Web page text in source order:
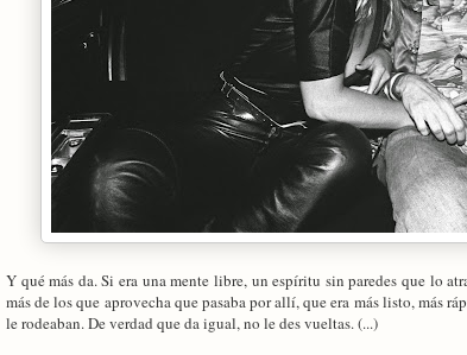
Y qué más da. Si era una mente libre, un espíritu sin paredes que lo
más de los que aprovecha que pasaba por allí, que era más listo, más
le rodeaban. De verdad que da igual, no le des vueltas. (...)